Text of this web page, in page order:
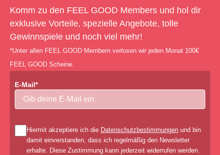
Komm zu den FEEL GOOD Members und hol dir
exklusive Vorteile, spezielle Angebote, tolle
Gewinnspiele und noch viel mehr!
*Unter allen FEEL GOOD Membern verlosen wir jeden Monat 100€
FEEL GOOD Scheine.
E-Mail*
Hiermit akzeptiere ich die Datenschutzbestimmungen und bin
damit einverstanden, dass ich regelmäßig den Newsletter
erhalte. Diese Zustimmung kann jederzeit widerrufen werden.